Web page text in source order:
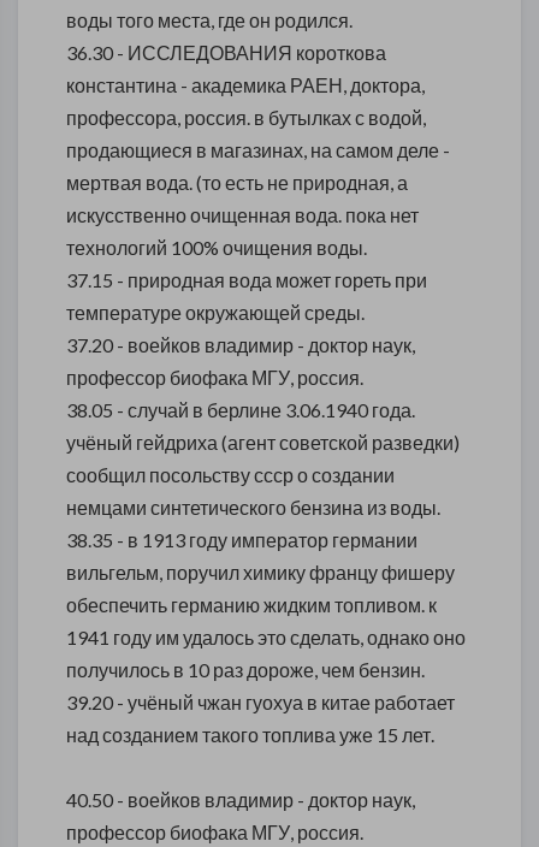
воды того места, где он родился.
36.30 - ИССЛЕДОВАНИЯ короткова
константина - академика РАЕН, доктора,
профессора, россия. в бутылках с водой,
продающиеся в магазинах, на самом деле -
мертвая вода. (то есть не природная, а
искусственно очищенная вода. пока нет
технологий 100% очищения воды.
37.15 - природная вода может гореть при
температуре окружающей среды.
37.20 - воейков владимир - доктор наук,
профессор биофака МГУ, россия.
38.05 - случай в берлине 3.06.1940 года.
учёный гейдриха (агент советской разведки)
сообщил посольству ссср о создании
немцами синтетического бензина из воды.
38.35 - в 1913 году император германии
вильгельм, поручил химику францу фишеру
обеспечить германию жидким топливом. к
1941 году им удалось это сделать, однако оно
получилось в 10 раз дороже, чем бензин.
39.20 - учёный чжан гуохуа в китае работает
над созданием такого топлива уже 15 лет.
40.50 - воейков владимир - доктор наук,
профессор биофака МГУ, россия.